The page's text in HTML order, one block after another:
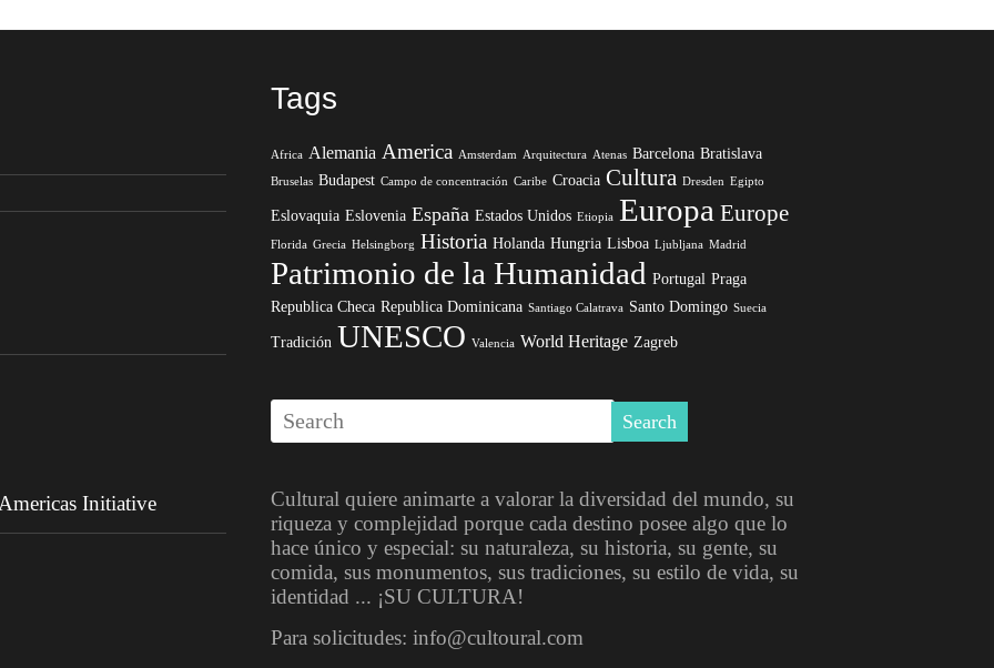
Initiative
Tags
Africa Alemania America Amsterdam Arquitectura Atenas Barcelona Bratislava
Bruselas Budapest Campo de concentración Caribe Croacia Cultura Dresden Egipto
Eslovaquia Eslovenia España Estados Unidos Etiopia Europa Europe
Florida Grecia Helsingborg Historia Holanda Hungria Lisboa Ljubljana Madrid
Patrimonio de la Humanidad Portugal Praga
Republica Checa Republica Dominicana Santiago Calatrava Santo Domingo Suecia
Tradición UNESCO Valencia World Heritage Zagreb
Cultural quiere animarte a valorar la diversidad del mundo, su
riqueza y complejidad porque cada destino posee algo que lo
hace único y especial: su naturaleza, su historia, su gente, su
comida, sus monumentos, sus tradiciones, su estilo de vida, su
identidad ... ¡SU CULTURA!
Para solicitudes: info@cultoural.com